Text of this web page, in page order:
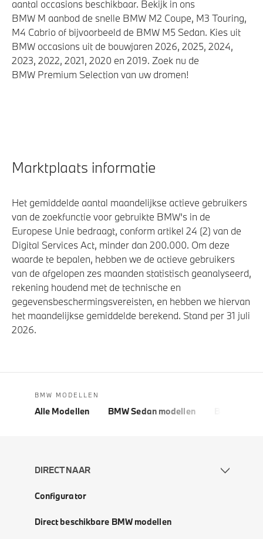
Airbag bestuurder
aantal occasions beschikbaar. Bekijk in ons
BMW M aanbod de snelle BMW M2 Coupe, M3 Touring,
M4 Cabrio of bijvoorbeeld de BMW M5 Sedan. Kies uit
BMW occasions uit de bouwjaren 2026, 2025, 2024,
2023, 2022, 2021, 2020 en 2019. Zoek nu de
BMW Premium Selection van uw dromen!
Marktplaats informatie
Het gemiddelde aantal maandelijkse actieve gebruikers
van de zoekfunctie voor gebruikte BMW's in de
Europese Unie bedraagt, conform artikel 24 (2) van de
Digital Services Act, minder dan 200.000. Om deze
waarde te bepalen, hebben we de actieve gebruikers
van de afgelopen zes maanden statistisch geanalyseerd,
rekening houdend met de technische en
gegevensbeschermingsvereisten, en hebben we hiervan
het maandelijkse gemiddelde berekend. Stand per 31 juli
2026.
BMW MODELLEN
Alle Modellen BMW Sedan modellen
DIRECT NAAR
Configurator
Direct beschikbare BMW modellen